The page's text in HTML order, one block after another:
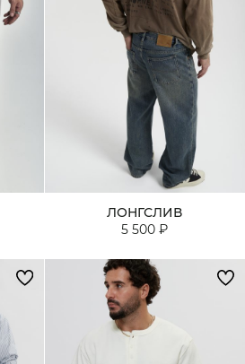
ЛОНГСЛИВ
5 500 ₽